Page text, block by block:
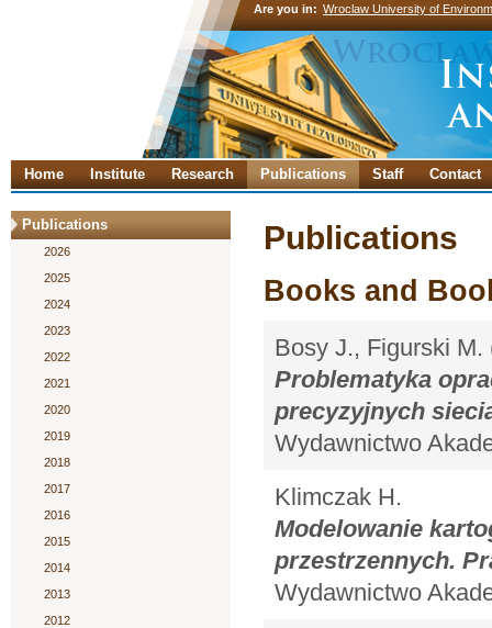
Are you in: Wroclaw University of
Home Institute Research Publications Staff Contact
Publications
2026
2025
2024
2023
2022
2021
2020
2019
2018
2017
2016
2015
2014
2013
2012
Publications
Books and
Bosy J., Figurski M.
Problematyka
precyzyjnych
Wydawnictwo
Klimczak H.
Modelowanie
przestrzennych.
Wydawnictwo